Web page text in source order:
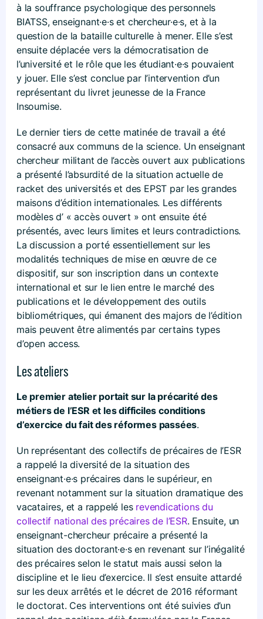
à la souffrance psychologique des personnels
BIATSS, enseignant·e·s et chercheur·e·s, et à la
question de la bataille culturelle à mener. Elle s’est
ensuite déplacée vers la démocratisation de
l’université et le rôle que les étudiant·e·s pouvaient
y jouer. Elle s’est conclue par l’intervention d’un
représentant du livret jeunesse de la France
Insoumise.
Le dernier tiers de cette matinée de travail a été
consacré aux communs de la science. Un enseignant
chercheur militant de l’accès ouvert aux publications
a présenté l’absurdité de la situation actuelle de
racket des universités et des EPST par les grandes
maisons d’édition internationales. Les différents
modèles d’ « accès ouvert » ont ensuite été
présentés, avec leurs limites et leurs contradictions.
La discussion a porté essentiellement sur les
modalités techniques de mise en œuvre de ce
dispositif, sur son inscription dans un contexte
international et sur le lien entre le marché des
publications et le développement des outils
bibliométriques, qui émanent des majors de l’édition
mais peuvent être alimentés par certains types
d’open access.
Les ateliers
Le premier atelier portait sur la précarité des
métiers de l’ESR et les difficiles conditions
d’exercice du fait des réformes passées.
Un représentant des collectifs de précaires de l’ESR
a rappelé la diversité de la situation des
enseignant·e·s précaires dans le supérieur, en
revenant notamment sur la situation dramatique des
vacataires, et a rappelé lesrevendications du
collectif national des précaires de l’ESR. Ensuite, un
enseignant-chercheur précaire a présenté la
situation des doctorant·e·s en revenant sur l’inégalité
des précaires selon le statut mais aussi selon la
discipline et le lieu d’exercice. Il s’est ensuite attardé
sur les deux arrêtés et le décret de 2016 réformant
le doctorat. Ces interventions ont été suivies d’un